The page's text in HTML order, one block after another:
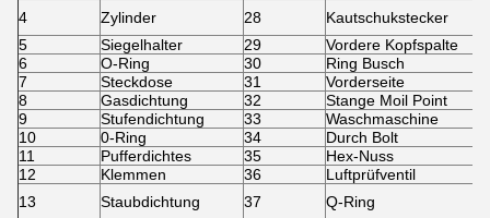
4
Zylinder 28
Kautschukstecker
5
Siegelhalter 29
Vordere Kopfspalte
6
O-Ring 30
Ring Busch
7
Steckdose 31
Vorderseite
8
Gasdichtung 32
Stange Moil Point
9
Stufendichtung 33
Waschmaschine
10
0-Ring 34
Durch Bolt
11
Pufferdichtes 35
Hex-Nuss
12
Klemmen 36
Luftprüfventil
13
Staubdichtung 37
Q-Ring